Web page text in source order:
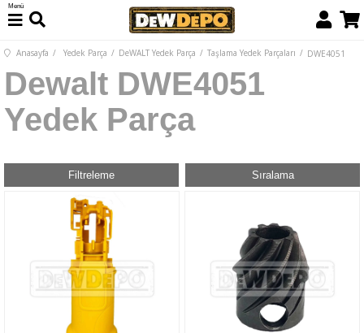
Menü
Anasayfa Yedek Parça DeWALT Yedek Parça Taşlama Yedek Parçaları DWE4051
Dewalt DWE4051
Yedek Parça
Filtreleme Sıralama